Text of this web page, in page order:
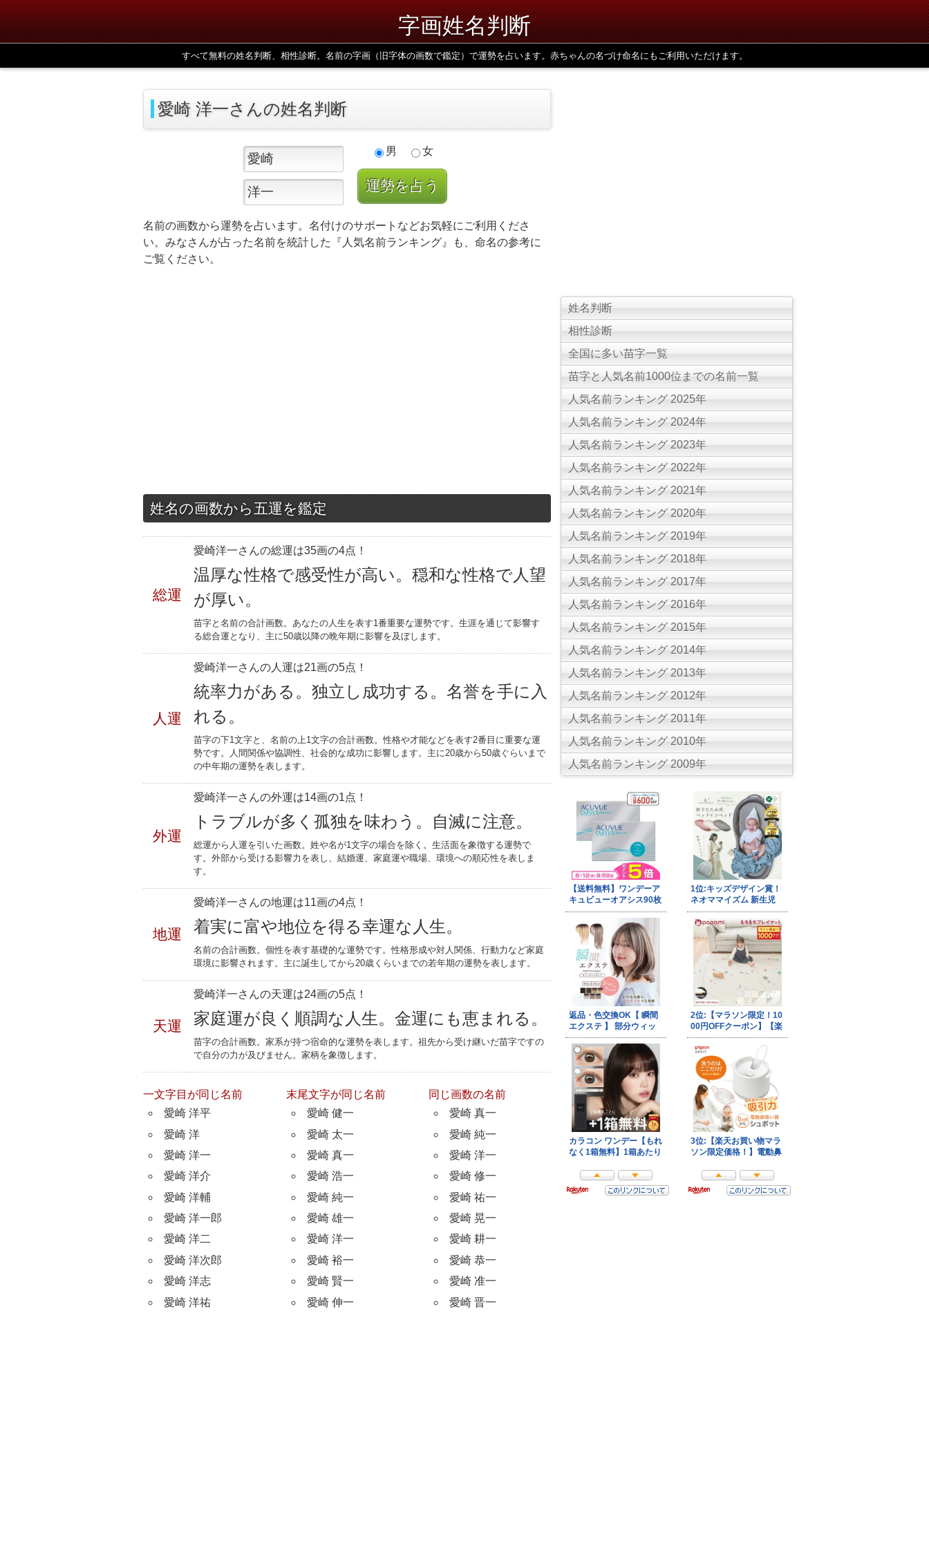
字画姓名判断
すべて無料の姓名判断、相性診断。名前の字画（旧字体の画数で鑑定）で運勢を占います。赤ちゃんの名づけ命名にもご利用いただけます。
愛崎 洋一さんの姓名判断
男 女
名前の画数から運勢を占います。名付けのサポートなどお気軽にご利用くださ
い。みなさんが占った名前を統計した『人気名前ランキング』も、命名の参考に
ご覧ください。
姓名の画数から五運を鑑定
総運
愛崎洋一さんの総運は35画の4点！
温厚な性格で感受性が高い。穏和な性格で人望
が厚い。
苗字と名前の合計画数。あなたの人生を表す1番重要な運勢です。生涯を通じて影響す
る総合運となり、主に50歳以降の晩年期に影響を及ぼします。
人運
愛崎洋一さんの人運は21画の5点！
統率力がある。独立し成功する。名誉を手に入
れる。
苗字の下1文字と、名前の上1文字の合計画数。性格や才能などを表す2番目に重要な運
勢です。人間関係や協調性、社会的な成功に影響します。主に20歳から50歳ぐらいまで
の中年期の運勢を表します。
外運
愛崎洋一さんの外運は14画の1点！
トラブルが多く孤独を味わう。自滅に注意。
総運から人運を引いた画数。姓や名が1文字の場合を除く。生活面を象徴する運勢で
す。外部から受ける影響力を表し、結婚運、家庭運や職場、環境への順応性を表しま
す。
地運
愛崎洋一さんの地運は11画の4点！
着実に富や地位を得る幸運な人生。
名前の合計画数。個性を表す基礎的な運勢です。性格形成や対人関係、行動力など家庭
環境に影響されます。主に誕生してから20歳くらいまでの若年期の運勢を表します。
天運
愛崎洋一さんの天運は24画の5点！
家庭運が良く順調な人生。金運にも恵まれる。
苗字の合計画数。家系が持つ宿命的な運勢を表します。祖先から受け継いだ苗字ですの
で自分の力が及びません。家柄を象徴します。
一文字目が同じ名前
愛崎 洋平
愛崎 洋
愛崎 洋一
愛崎 洋介
愛崎 洋輔
愛崎 洋一郎
愛崎 洋二
愛崎 洋次郎
愛崎 洋志
愛崎 洋祐
末尾文字が同じ名前
愛崎 健一
愛崎 太一
愛崎 真一
愛崎 浩一
愛崎 純一
愛崎 雄一
愛崎 洋一
愛崎 裕一
愛崎 賢一
愛崎 伸一
同じ画数の名前
愛崎 真一
愛崎 純一
愛崎 洋一
愛崎 修一
愛崎 祐一
愛崎 晃一
愛崎 耕一
愛崎 恭一
愛崎 准一
愛崎 晋一
姓名判断
相性診断
全国に多い苗字一覧
苗字と人気名前1000位までの名前一覧
人気名前ランキング 2025年
人気名前ランキング 2024年
人気名前ランキング 2023年
人気名前ランキング 2022年
人気名前ランキング 2021年
人気名前ランキング 2020年
人気名前ランキング 2019年
人気名前ランキング 2018年
人気名前ランキング 2017年
人気名前ランキング 2016年
人気名前ランキング 2015年
人気名前ランキング 2014年
人気名前ランキング 2013年
人気名前ランキング 2012年
人気名前ランキング 2011年
人気名前ランキング 2010年
人気名前ランキング 2009年